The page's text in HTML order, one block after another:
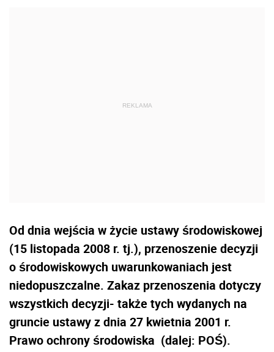
Od dnia wejścia w życie ustawy środowiskowej
(15 listopada 2008 r. tj.), przenoszenie decyzji
o środowiskowych uwarunkowaniach jest
niedopuszczalne. Zakaz przenoszenia dotyczy
wszystkich decyzji- także tych wydanych na
gruncie ustawy z dnia 27 kwietnia 2001 r.
Prawo ochrony środowiska (dalej: POŚ).